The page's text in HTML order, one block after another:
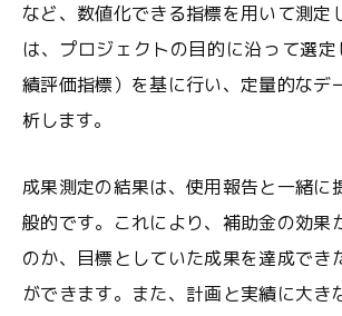
など、数値化できる指標を用いて測定
は、プロジェクトの目的に沿って選
績評価指標）を基に行い、定量的なデ
析します。
成果測定の結果は、使用報告と一緒に
般的です。これにより、補助金の効果
のか、目標としていた成果を達成でき
ができます。また、計画と実績に大き